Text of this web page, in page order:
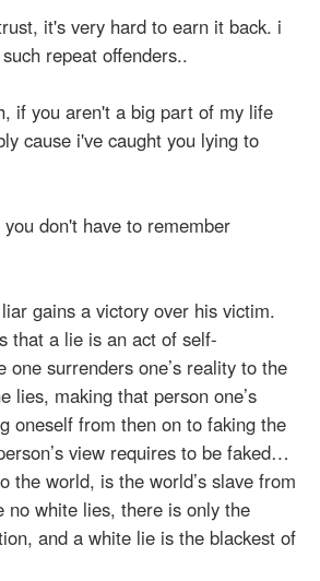
it's very hard to earn it back. i
repeat offenders..
if you aren't a big part of my life
cause i've caught you lying to
don't have to remember
gains a victory over his victim.
that a lie is an act of self-
one surrenders one’s reality to the
lies, making that person one’s
oneself from then on to faking the
view requires to be faked…
the world, is the world’s slave from
white lies, there is only the
and a white lie is the blackest of